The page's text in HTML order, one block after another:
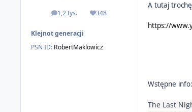
1,2 tys.
odpowiedzi348
Reputacja
Klejnot generacji
PSN ID: RobertMaklowicz
A tutaj
https://
Wstępne info:
The Last